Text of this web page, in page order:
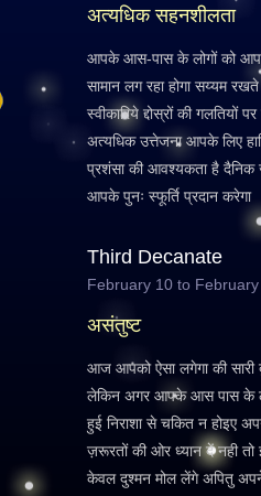
अत्यधिक सहनशीलता
आपके आस-पास के लोगों को
सामान लग रहा होगा सय्यम
स्वीकारिये द्दोस्रों की गलतियों
अत्यधिक उत्तेजना आपके लिए
प्रशंसा की आवश्यकता है दैनिक
आपके पुनः स्फूर्ति प्रदान करेगा
Third Decanate
February 10 to
असंतुष्ट
आज आपको ऐसा लगेगा की सारी
लेकिन अगर आपके आस पास के
हुई निराशा से चकित न होइए
ज़रूरतों की ओर ध्यान दें नही
केवल दुश्मन मोल लेंगे अपितु अपने